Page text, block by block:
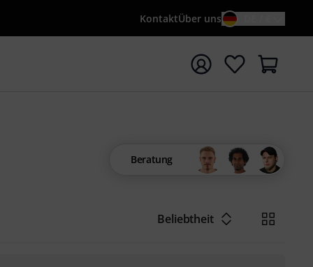
KontaktÜber uns
mit Suchwort {searchTerm} starten
Beratung
Beliebtheit